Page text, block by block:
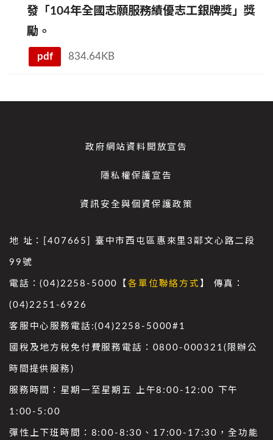
發「104年全國志願服務績優志工銀牌獎」獎
勵。
pdf 834.64KB
政府網站資料開放宣告
隱私權保護宣告
資訊安全與個資保護政策
地 址：[407665] 臺中市西屯區惠來里3鄰文心路二段
99號
電話：(04)2258-5000【各單位聯絡方式 】 傳真：
(04)2251-6926
客服中心服務電話:(04)2258-5000#1
國稅及地方稅免付費服務電話：0800-000321(限辦公
時間提供服務)
服務時間：星期一至星期五 上午8:00-12:00 下午
1:00-5:00
彈性上下班時間：8:00-8:30、17:00-17:30，全功能